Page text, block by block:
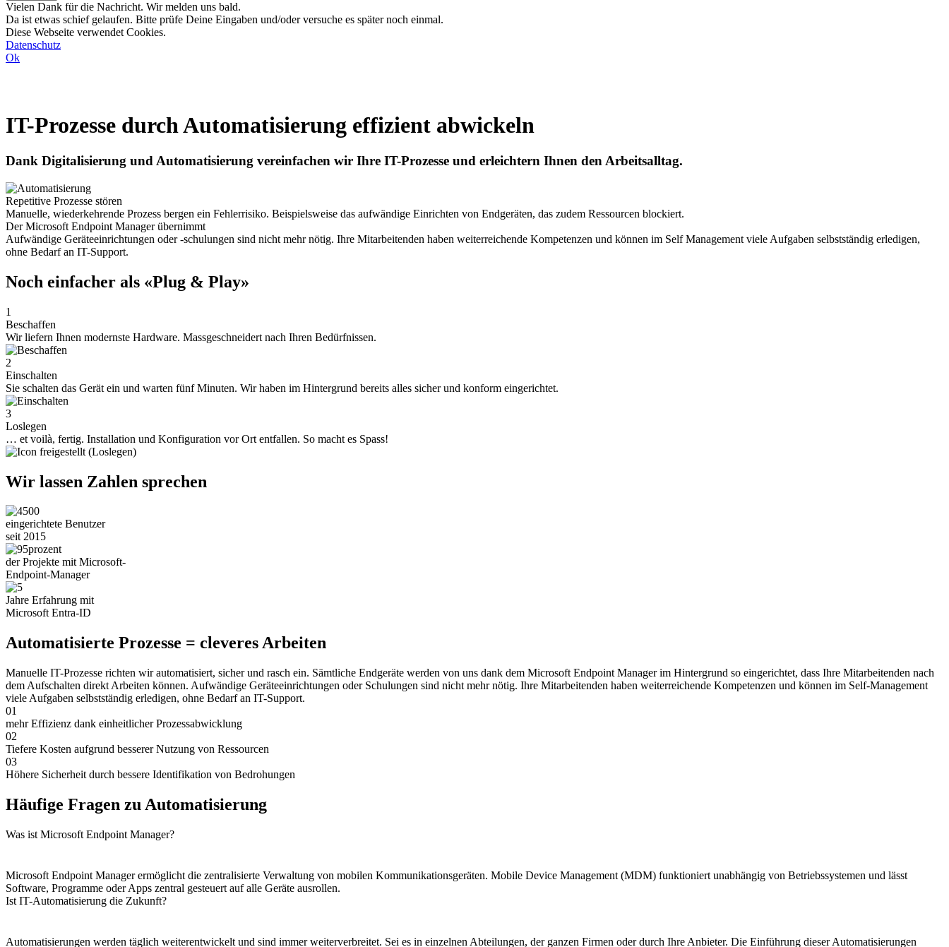
Vielen Dank für die Nachricht. Wir melden uns bald.
Da ist etwas schief gelaufen. Bitte prüfe Deine Eingaben und/oder versuche es später noch einmal.
Diese Webseite verwendet Cookies.
Datenschutz
Ok
IT-Pro­zesse durch Auto­ma­ti­sierung effizient abwickeln
Dank Digitalisierung und Automatisierung vereinfachen wir Ihre IT-Prozesse und erleichtern Ihnen den Arbeitsalltag.
Repetitive Prozesse stören
Manuelle, wiederkehrende Prozess bergen ein Fehlerrisiko. Beispielsweise das aufwändige Einrichten von Endgeräten, das zudem Ressourcen blockiert.
Der Microsoft Endpoint Manager übernimmt
Aufwändige Geräteeinrichtungen oder -schulungen sind nicht mehr nötig. Ihre Mitarbeitenden haben weiterreichende Kompetenzen und können im Self Management viele Aufgaben selbstständig erledigen,
ohne Bedarf an IT-Support.
Noch einfacher als «Plug & Play»
1
Beschaffen
Wir liefern Ihnen modernste Hardware. Massgeschneidert nach Ihren Bedürfnissen.
2
Einschalten
Sie schalten das Gerät ein und warten fünf Minuten. Wir haben im Hintergrund bereits alles sicher und konform eingerichtet.
3
Loslegen
… et voilà, fertig. Installation und Konfiguration vor Ort entfallen. So macht es Spass!
Wir lassen Zahlen sprechen
eingerichtete Benutzer
seit 2015
der Projekte mit Microsoft-
Endpoint-Manager
Jahre Erfahrung mit
Microsoft Entra-ID
Automatisierte Prozesse = cleveres Arbeiten
Manuelle IT-Prozesse richten wir automatisiert, sicher und rasch ein. Sämtliche Endgeräte werden von uns dank dem Microsoft Endpoint Manager im Hintergrund so eingerichtet, dass Ihre Mitarbeitenden nach
dem Aufschalten direkt Arbeiten können. Aufwändige Geräteeinrichtungen oder Schulungen sind nicht mehr nötig. Ihre Mitarbeitenden haben weiterreichende Kompetenzen und können im Self-Management
viele Aufgaben selbstständig erledigen, ohne Bedarf an IT-Support.
01
mehr Effizienz dank einheitlicher Prozessabwicklung
02
Tiefere Kosten aufgrund besserer Nutzung von Ressourcen
03
Höhere Sicherheit durch bessere Identifikation von Bedrohungen
Häufige Fragen zu Automatisierung
Was ist Microsoft Endpoint Manager?
Microsoft Endpoint Manager ermöglicht die zentralisierte Verwaltung von mobilen Kommunikationsgeräten. Mobile Device Management (MDM) funktioniert unabhängig von Betriebssystemen und lässt
Software, Programme oder Apps zentral gesteuert auf alle Geräte ausrollen.
Ist IT-Automatisierung die Zukunft?
Automatisierungen werden täglich weiterentwickelt und sind immer weiterverbreitet. Sei es in einzelnen Abteilungen, der ganzen Firmen oder durch Ihre Anbieter. Die Einführung dieser Automatisierungen